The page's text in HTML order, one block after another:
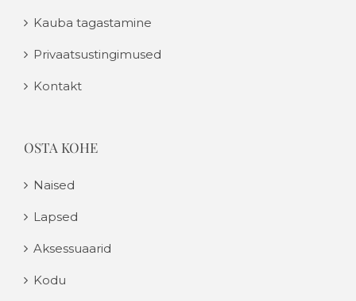
Kauba tagastamine
Privaatsustingimused
Kontakt
OSTA KOHE
Naised
Lapsed
Aksessuaarid
Kodu